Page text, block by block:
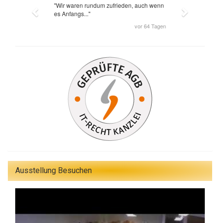
Ausstellung Besuchen